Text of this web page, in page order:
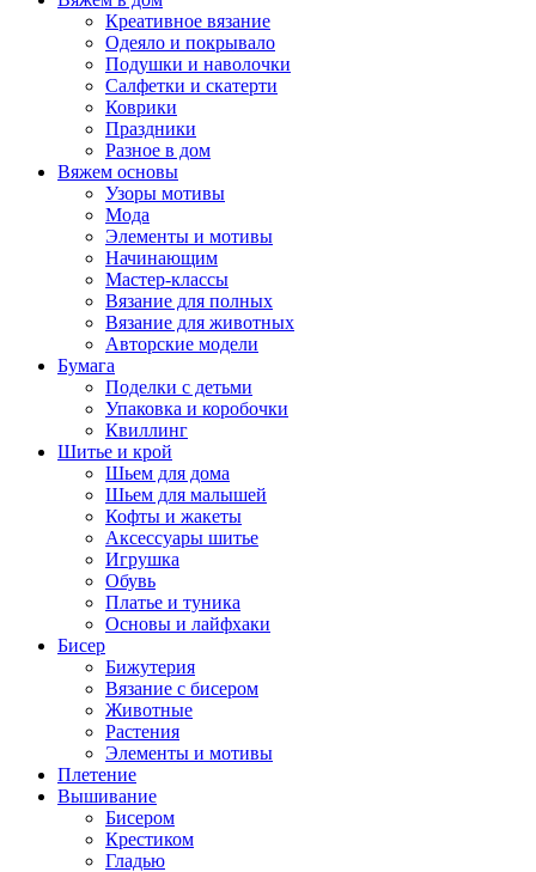
Креативное вязание
Одеяло и покрывало
Подушки и наволочки
Салфетки и скатерти
Коврики
Праздники
Разное в дом
Вяжем основы
Узоры мотивы
Мода
Элементы и мотивы
Начинающим
Мастер-классы
Вязание для полных
Вязание для животных
Авторские модели
Бумага
Поделки с детьми
Упаковка и коробочки
Квиллинг
Шитье и крой
Шьем для дома
Шьем для малышей
Кофты и жакеты
Аксессуары шитье
Игрушка
Обувь
Платье и туника
Основы и лайфхаки
Бисер
Бижутерия
Вязание с бисером
Животные
Растения
Элементы и мотивы
Плетение
Вышивание
Бисером
Крестиком
Гладью